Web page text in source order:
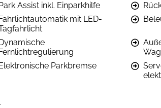
Assist inkl. Einparkhilfe
mit LED-
Parkbremse